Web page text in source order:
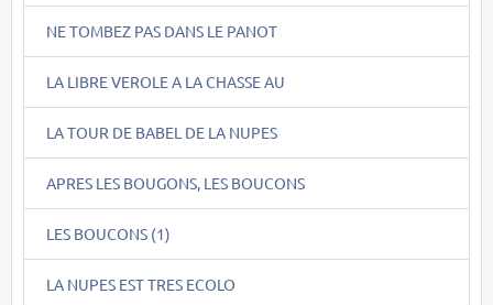
NE TOMBEZ PAS DANS LE PANOT
LA LIBRE VEROLE A LA CHASSE AU
LA TOUR DE BABEL DE LA NUPES
APRES LES BOUGONS, LES BOUCONS
LES BOUCONS (1)
LA NUPES EST TRES ECOLO